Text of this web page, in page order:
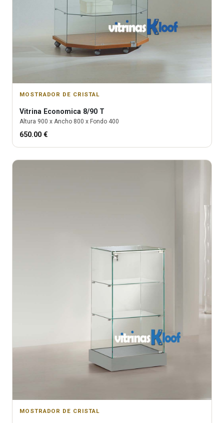
MOSTRADOR DE CRISTAL
Vitrina Economica 8/90 T
Altura 900 x Ancho 800 x Fondo 400
650.00 €
MOSTRADOR DE CRISTAL